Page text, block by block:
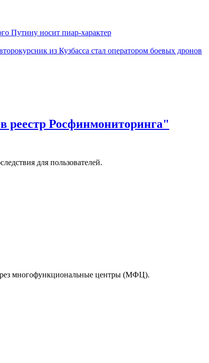
Путину носит пиар-характер
из Кузбасса стал оператором боевых дронов
реестр Росфинмониторинга"
для пользователей.
многофункциональные центры (МФЦ).